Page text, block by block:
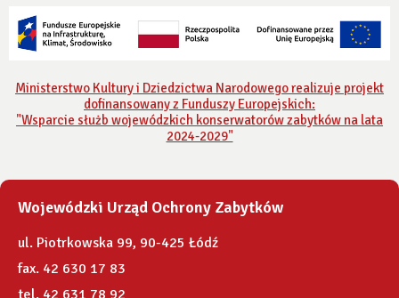
Ministerstwo Kultury i Dziedzictwa Narodowego realizuje projekt
dofinansowany z Funduszy Europejskich:
"Wsparcie służb wojewódzkich konserwatorów zabytków na lata
2024-2029"
Wojewódzki Urząd Ochrony Zabytków
ul. Piotrkowska 99, 90-425 Łódź
fax. 42 630 17 83